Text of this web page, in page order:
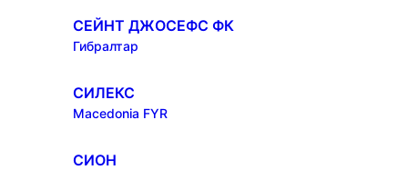
СЕЙНТ ДЖОСЕФС ФК
Гибралтар
СИЛЕКС
Macedonia FYR
СИОН